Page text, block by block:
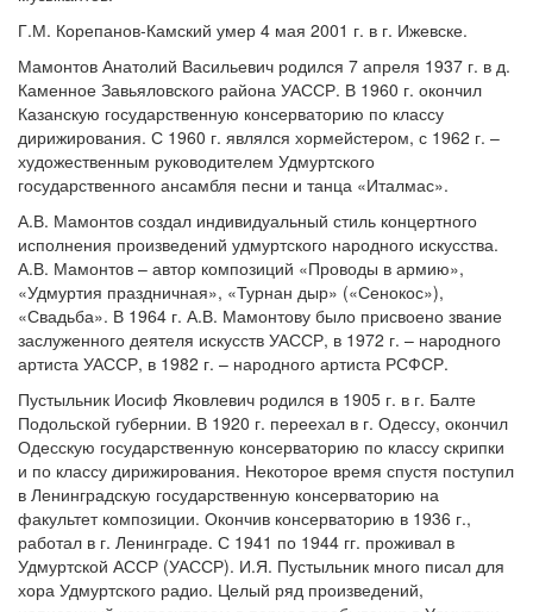
Г.М. Корепанов-Камский умер 4 мая 2001 г. в г. Ижевске.
Мамонтов Анатолий Васильевич родился 7 апреля 1937 г. в д.
Каменное Завьяловского района УАССР. В 1960 г. окончил
Казанскую государственную консерваторию по классу
дирижирования. С 1960 г. являлся хормейстером, с 1962 г. –
художественным руководителем Удмуртского
государственного ансамбля песни и танца «Италмас».
А.В. Мамонтов создал индивидуальный стиль концертного
исполнения произведений удмуртского народного искусства.
А.В. Мамонтов – автор композиций «Проводы в армию»,
«Удмуртия праздничная», «Турнан дыр» («Сенокос»),
«Свадьба». В 1964 г. А.В. Мамонтову было присвоено звание
заслуженного деятеля искусств УАССР, в 1972 г. – народного
артиста УАССР, в 1982 г. – народного артиста РСФСР.
Пустыльник Иосиф Яковлевич родился в 1905 г. в г. Балте
Подольской губернии. В 1920 г. переехал в г. Одессу, окончил
Одесскую государственную консерваторию по классу скрипки
и по классу дирижирования. Некоторое время спустя поступил
в Ленинградскую государственную консерваторию на
факультет композиции. Окончив консерваторию в 1936 г.,
работал в г. Ленинграде. С 1941 по 1944 гг. проживал в
Удмуртской АССР (УАССР). И.Я. Пустыльник много писал для
хора Удмуртского радио. Целый ряд произведений,